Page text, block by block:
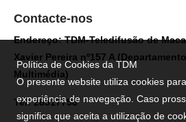
Contacte-nos
Endereço: TDM-Teledifusão de
Xavier Pereira nº157 A
Multimédia)
Tel: 28517758
Política de Cookies da TDM
O presente website utiliza cookies
experiência de navegação. Caso
significa que aceita a utilização de